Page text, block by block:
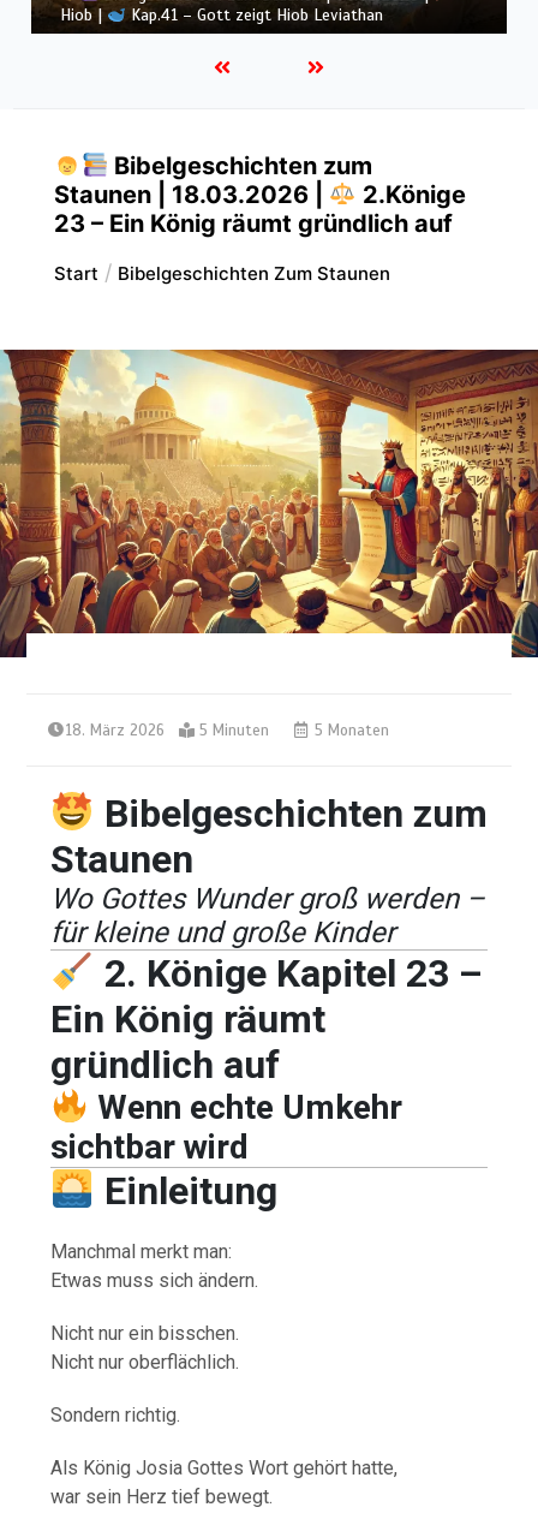
Hiob |
Kap.40 – Hiob wird still vor Gott
Bibelgeschichten zum
Staunen | 18.03.2026 |
2.Könige
23 – Ein König räumt gründlich auf
Start Bibelgeschichten Zum Staunen
18. März 2026 5 Minuten 5 Monaten
Bibelgeschichten zum
Staunen
Wo Gottes Wunder groß werden –
für kleine und große Kinder
2. Könige Kapitel 23 –
Ein König räumt
gründlich auf
Wenn echte Umkehr
sichtbar wird
Einleitung
Manchmal merkt man:
Etwas muss sich ändern.
Nicht nur ein bisschen.
Nicht nur oberflächlich.
Sondern richtig.
Als König Josia Gottes Wort gehört hatte,
war sein Herz tief bewegt.